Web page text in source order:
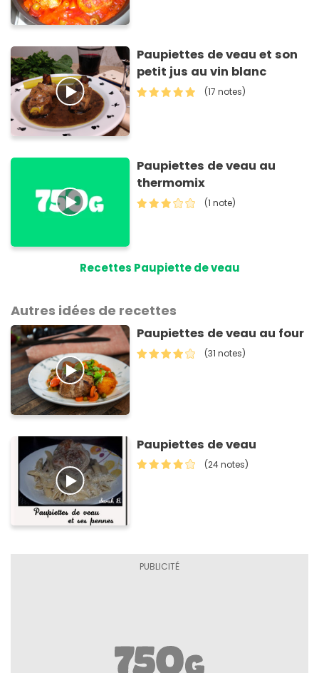
Paupiettes de veau et son
petit jus au vin blanc
(17 notes)
Paupiettes de veau au
thermomix
(1 note)
Recettes Paupiette de veau
Autres idées de recettes
Paupiettes de veau au four
(31 notes)
Paupiettes de veau
(24 notes)